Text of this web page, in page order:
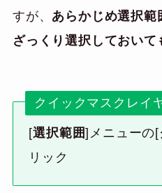
すが、 あらかじめ選択範
ざっくり選択しておいて
クイックマスクレイ
[選択範囲]メニューの[
リック